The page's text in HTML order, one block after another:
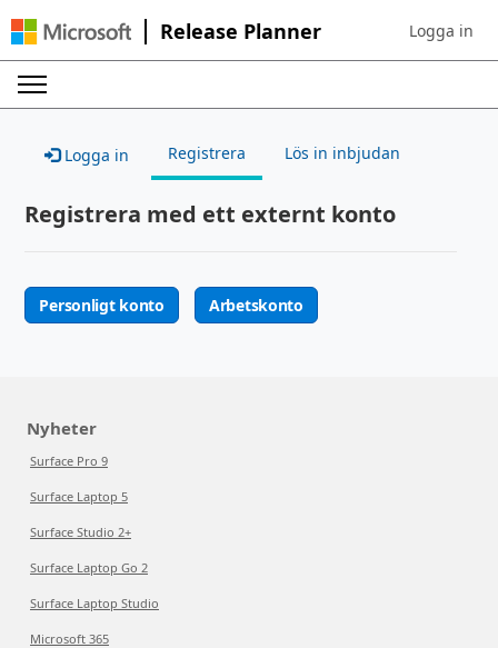
Release Planner Sign in to
Logga in
Logga in Registrera Lös in inbjudan
Registrera med ett externt konto
Personligt konto Arbetskonto
Nyheter
Surface Pro 9
Surface Laptop 5
Surface Studio 2+
Surface Laptop Go 2
Surface Laptop Studio
Microsoft 365